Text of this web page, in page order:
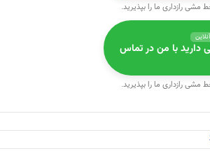
مشی رازداری ما را بپذیرید.
آنلاین
دارید با من در تماس
مشی رازداری ما را بپذیرید.